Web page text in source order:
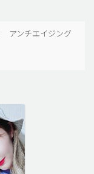
アンチエイジング